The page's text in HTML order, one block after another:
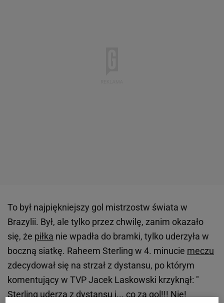
To był najpiękniejszy gol mistrzostw świata w
Brazylii. Był, ale tylko przez chwilę, zanim okazało
się, że piłka nie wpadła do bramki, tylko uderzyła w
boczną siatkę. Raheem Sterling w 4. minucie meczu
zdecydował się na strzał z dystansu, po którym
komentujący w TVP Jacek Laskowski krzyknął: "
Sterling uderza z dystansu i... co za gol!!! Nie!